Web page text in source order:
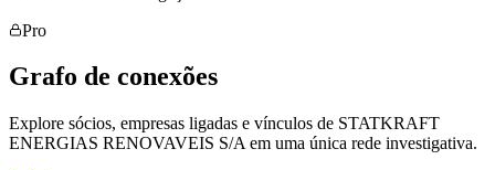
Pro
Grafo de conexões
Explore sócios, empresas ligadas e vínculos de STATKRAFT
ENERGIAS RENOVAVEIS S/A em uma única rede investigativa.